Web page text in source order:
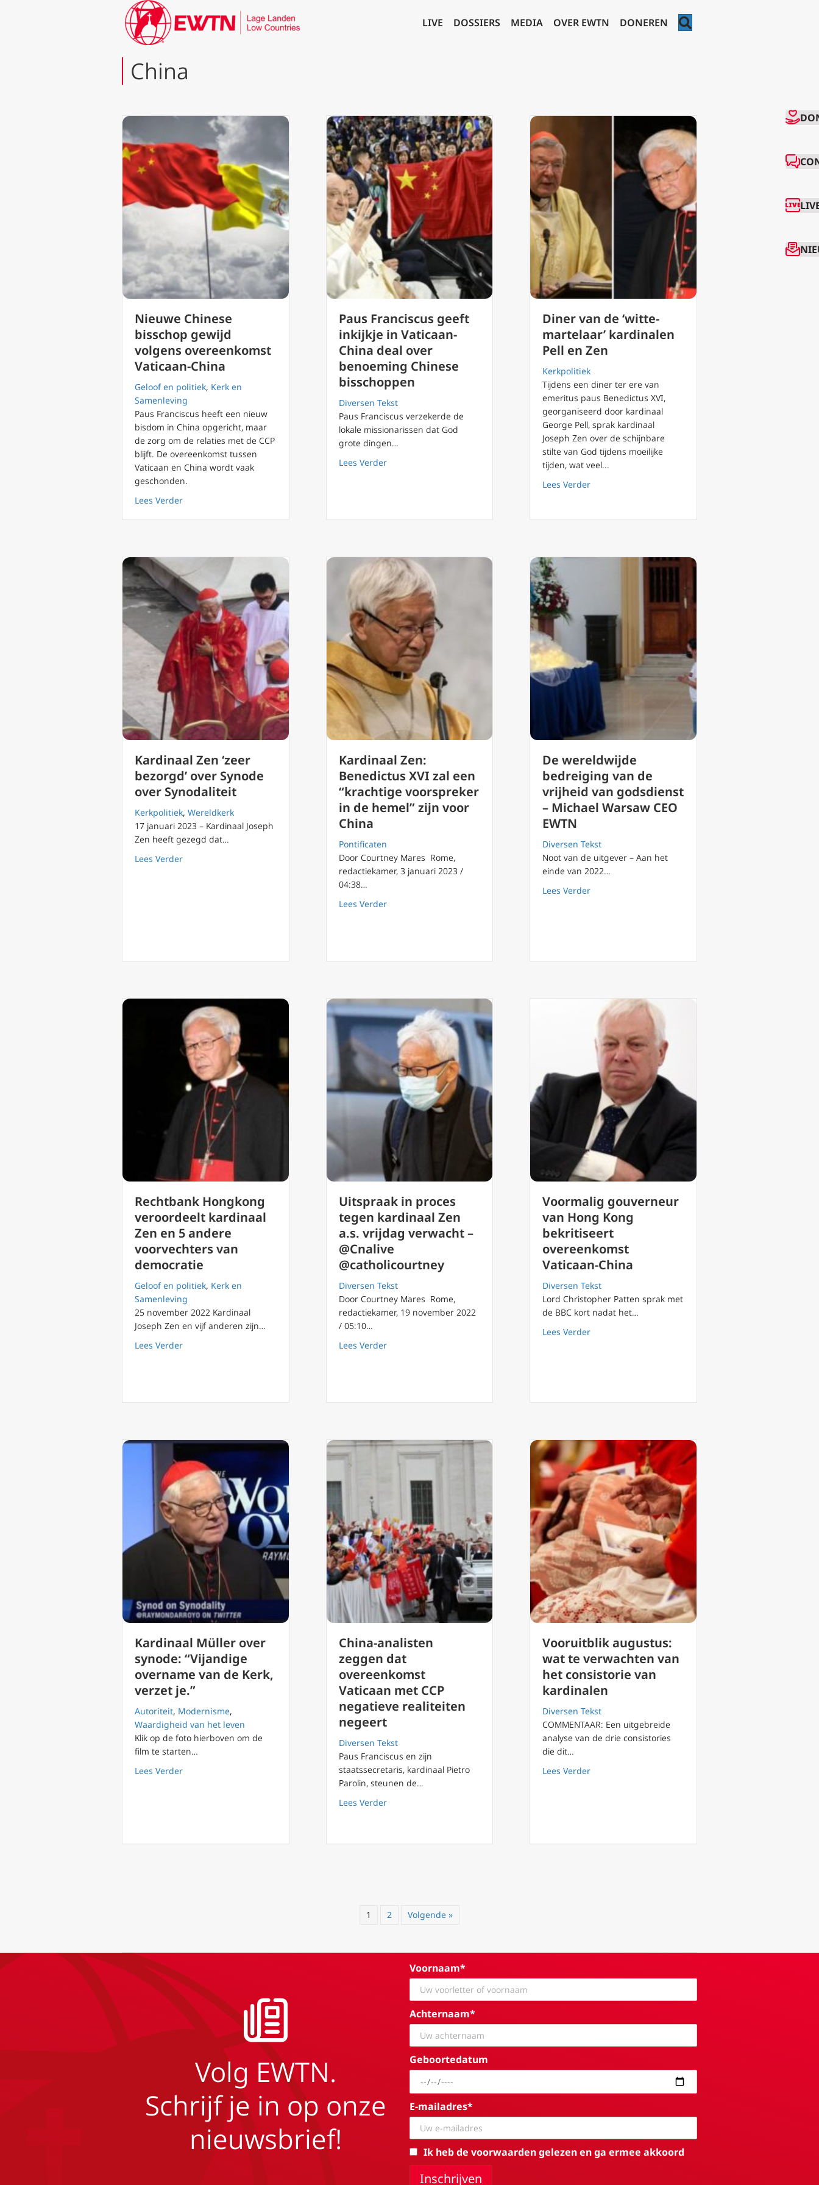
LIVE DOSSIERS MEDIA OVER EWTN DONEREN
China
Nieuwe Chinese
bisschop gewijd
volgens overeenkomst
Vaticaan-China
Geloof en politiek, Kerk en
Samenleving
Paus Franciscus heeft een nieuw
bisdom in China opgericht, maar
de zorg om de relaties met de CCP
blijft. De overeenkomst tussen
Vaticaan en China wordt vaak
geschonden.
Lees Verderabout Nieuwe Chinese bisschop gewijd volgens overeenkomst Vaticaan-China
Paus Franciscus geeft
inkijkje in Vaticaan-
China deal over
benoeming Chinese
bisschoppen
Diversen Tekst
Paus Franciscus verzekerde de
lokale missionarissen dat God
grote dingen…
Lees Verderabout Paus Franciscus geeft inkijkje in Vaticaan-China deal over benoeming Chinese bisschoppen
Diner van de ‘witte-
martelaar’ kardinalen
Pell en Zen
Kerkpolitiek
Tijdens een diner ter ere van
emeritus paus Benedictus XVI,
georganiseerd door kardinaal
George Pell, sprak kardinaal
Joseph Zen over de schijnbare
stilte van God tijdens moeilijke
tijden, wat veel...
Lees Verderabout Diner van de ‘witte-martelaar’ kardinalen Pell en
Kardinaal Zen ‘zeer
bezorgd’ over Synode
over Synodaliteit
Kerkpolitiek, Wereldkerk
17 januari 2023 – Kardinaal Joseph
Zen heeft gezegd dat…
Lees Verderabout Kardinaal Zen ‘zeer bezorgd’ over Synode over Synodaliteit
Kardinaal Zen:
Benedictus XVI zal een
“krachtige voorspreker
in de hemel” zijn voor
China
Pontificaten
Door Courtney Mares Rome,
redactiekamer, 3 januari 2023 /
04:38…
Lees Verderabout Kardinaal Zen: Benedictus XVI zal een “krachtige voorspreker in de hemel” zijn voor China
De wereldwijde
bedreiging van de
vrijheid van godsdienst
– Michael Warsaw CEO
EWTN
Diversen Tekst
Noot van de uitgever – Aan het
einde van 2022…
Lees Verderabout De wereldwijde bedreiging van de vrijheid van
Rechtbank Hongkong
veroordeelt kardinaal
Zen en 5 andere
voorvechters van
democratie
Geloof en politiek, Kerk en
Samenleving
25 november 2022 Kardinaal
Joseph Zen en vijf anderen zijn…
Lees Verderabout Rechtbank Hongkong veroordeelt kardinaal Zen en 5 andere voorvechters van democratie
Uitspraak in proces
tegen kardinaal Zen
a.s. vrijdag verwacht –
@Cnalive
@catholicourtney
Diversen Tekst
Door Courtney Mares Rome,
redactiekamer, 19 november 2022
/ 05:10…
Lees Verderabout Uitspraak in proces tegen kardinaal Zen a.s. vrijdag verwacht – @Cnalive @catholicourtney
Voormalig gouverneur
van Hong Kong
bekritiseert
overeenkomst
Vaticaan-China
Diversen Tekst
Lord Christopher Patten sprak met
de BBC kort nadat het…
Lees Verderabout Voormalig gouverneur van Hong Kong
Kardinaal Müller over
synode: “Vijandige
overname van de Kerk,
verzet je.”
Autoriteit, Modernisme,
Waardigheid van het leven
Klik op de foto hierboven om de
film te starten…
Lees Verderabout Kardinaal Müller over synode: “Vijandige overname van de Kerk, verzet je.”
China-analisten
zeggen dat
overeenkomst
Vaticaan met CCP
negatieve realiteiten
negeert
Diversen Tekst
Paus Franciscus en zijn
staatssecretaris, kardinaal Pietro
Parolin, steunen de…
Lees Verderabout China-analisten zeggen dat overeenkomst Vaticaan met CCP negatieve realiteiten negeert
Vooruitblik augustus:
wat te verwachten van
het consistorie van
kardinalen
Diversen Tekst
COMMENTAAR: Een uitgebreide
analyse van de drie consistories
die dit…
Lees Verderabout Vooruitblik augustus: wat te verwachten van het
1 2 Volgende »
Volg EWTN.
Schrijf je in op onze
nieuwsbrief!
Voornaam*
Achternaam*
Geboortedatum
E-mailadres*
Ik heb de voorwaarden gelezen en ga ermee akkoord